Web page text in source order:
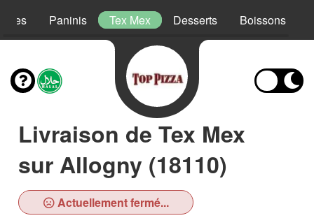
Paninis Tex Mex Desserts Boissons
Livraison de Tex Mex
sur Allogny (18110)
Actuellement fermé...